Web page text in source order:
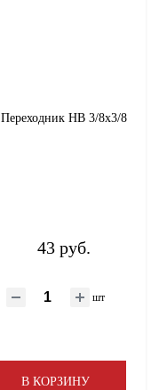
Переходник НВ 3/8х3/8
43 руб.
шт
В КОРЗИНУ